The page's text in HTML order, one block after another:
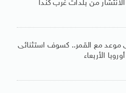
من بلدات غرب كندا
مع القمر.. كسوف استثنائى
الأربعاء